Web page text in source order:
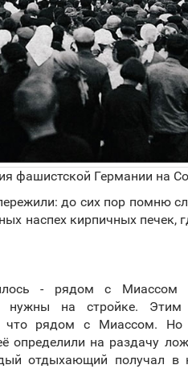
фашистской Германии на
до сих пор помню
наспех кирпичных печек,
- рядом с Миассом
нужны на стройке.
что рядом с Миассом.
определили на раздачу
отдыхающий получал в